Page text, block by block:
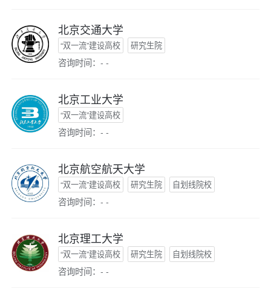
北京交通大学
“双一流”建设高校 研究生院
咨询时间：- -
北京工业大学
“双一流”建设高校
咨询时间：- -
北京航空航天大学
“双一流”建设高校 研究生院 自划线院校
咨询时间：- -
北京理工大学
“双一流”建设高校 研究生院 自划线院校
咨询时间：- -